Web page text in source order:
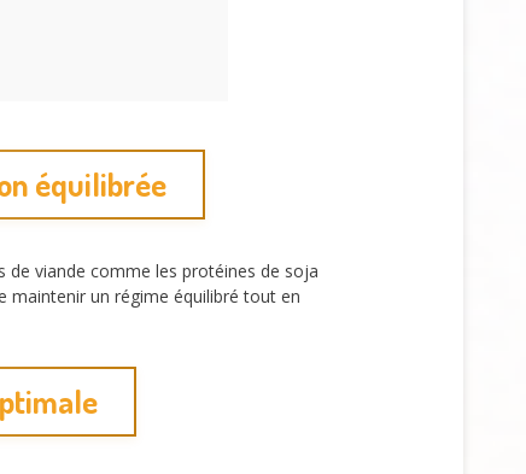
équilibrée
de viande comme les protéines de soja
maintenir un régime équilibré tout en